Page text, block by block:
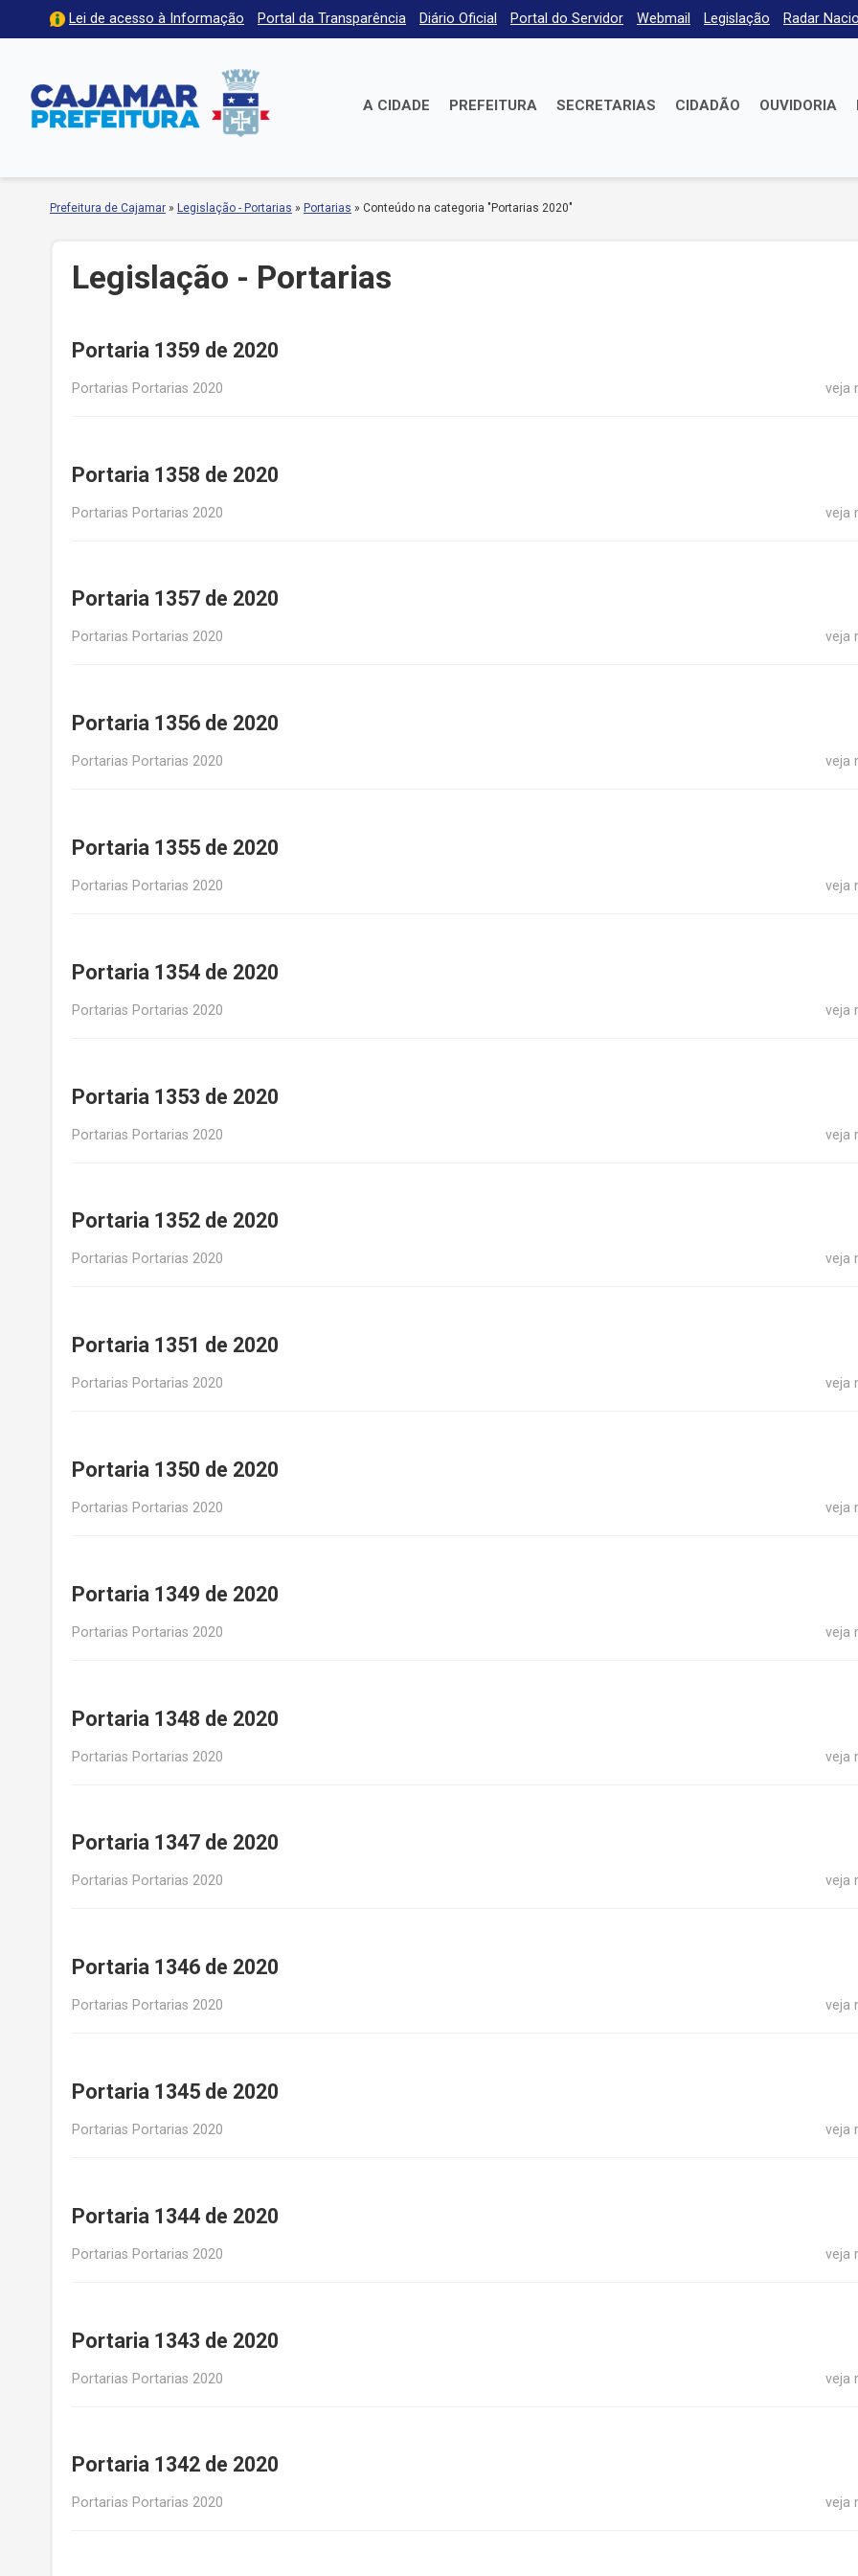
Lei de acesso à Informação Portal da Transparência Diário Oficial Portal do Servidor Webmail Legislação Radar
A CIDADE PREFEITURA SECRETARIAS CIDADÃO OUVIDORIA
Prefeitura de Cajamar » Legislação - Portarias » Portarias » Conteúdo na categoria "Portarias 2020"
Legislação - Portarias
Portaria 1359 de 2020
Portarias Portarias 2020 veja
Portaria 1358 de 2020
Portarias Portarias 2020 veja
Portaria 1357 de 2020
Portarias Portarias 2020 veja
Portaria 1356 de 2020
Portarias Portarias 2020 veja
Portaria 1355 de 2020
Portarias Portarias 2020 veja
Portaria 1354 de 2020
Portarias Portarias 2020 veja
Portaria 1353 de 2020
Portarias Portarias 2020 veja
Portaria 1352 de 2020
Portarias Portarias 2020 veja
Portaria 1351 de 2020
Portarias Portarias 2020 veja
Portaria 1350 de 2020
Portarias Portarias 2020 veja
Portaria 1349 de 2020
Portarias Portarias 2020 veja
Portaria 1348 de 2020
Portarias Portarias 2020 veja
Portaria 1347 de 2020
Portarias Portarias 2020 veja
Portaria 1346 de 2020
Portarias Portarias 2020 veja
Portaria 1345 de 2020
Portarias Portarias 2020 veja
Portaria 1344 de 2020
Portarias Portarias 2020 veja
Portaria 1343 de 2020
Portarias Portarias 2020 veja
Portaria 1342 de 2020
Portarias Portarias 2020 veja